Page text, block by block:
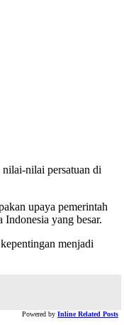
nilai-nilai persatuan di
upaya pemerintah
yang besar.
menjadi
Powered by Inline Related Posts